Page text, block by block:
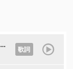
歌詞